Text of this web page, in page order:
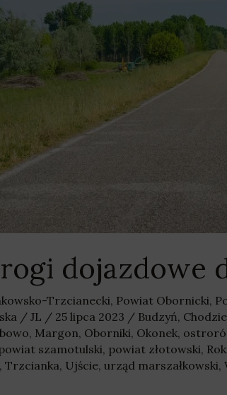
Trzcianecki, Powiat Obornicki,
/ JL / 25 lipca 2023 / Budzyń,
, Margon, Oborniki, Okonek,
szamotulski, powiat złotowski,
Trzcianka, Ujście, urząd marszałkowski,